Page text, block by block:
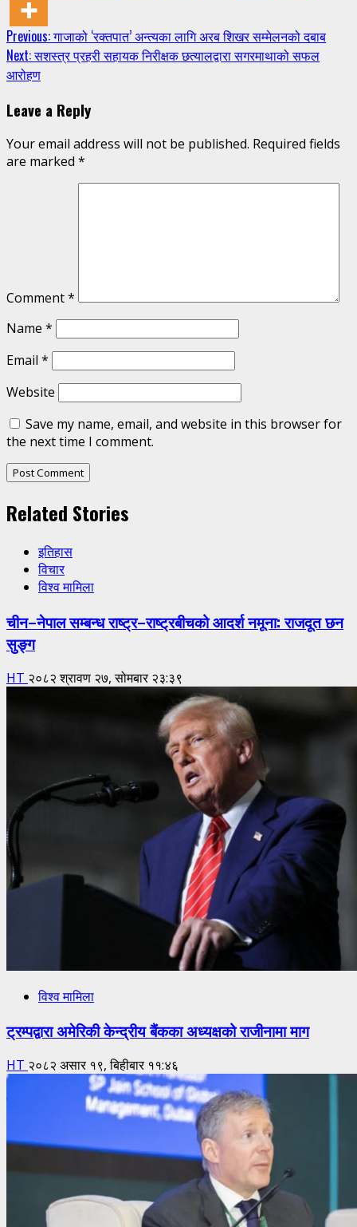
Continue
Reading
Previous:गाजाको ‘रक्तपात’ अन्त्यका लागि अरब शिखर सम्मेलनको दबाब
Next:सशस्त्र प्रहरी सहायक निरीक्षक छत्यालद्वारा सगरमाथाको सफल
आरोहण
Leave a Reply
Your email address will not be published. Required fields
are marked *
Comment*
Name *
Email *
Website
Save my name, email, and website in this browser for
the next time I comment.
Related Stories
इतिहास
विचार
विश्व मामिला
चीन–नेपाल सम्बन्ध राष्ट्र–राष्ट्रबीचको आदर्श नमूना: राजदूत छन
सुङ्ग
HT २०८२ श्रावण २७, सोमबार २३:३९
विश्व मामिला
ट्रम्पद्वारा अमेरिकी केन्द्रीय बैंकका अध्यक्षको राजीनामा माग
HT २०८२ असार १९, बिहीबार ११:४६